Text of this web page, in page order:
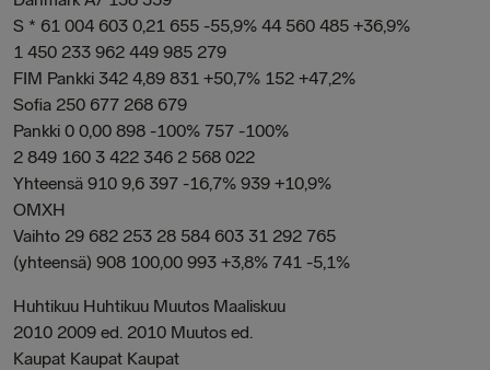
S * 61 004 603 0,21 655 -55,9% 44 560 485 +36,9%
1 450 233 962 449 985 279
FIM Pankki 342 4,89 831 +50,7% 152 +47,2%
Sofia 250 677 268 679
Pankki 0 0,00 898 -100% 757 -100%
2 849 160 3 422 346 2 568 022
Yhteensä 910 9,6 397 -16,7% 939 +10,9%
OMXH
Vaihto 29 682 253 28 584 603 31 292 765
(yhteensä) 908 100,00 993 +3,8% 741 -5,1%
Huhtikuu Huhtikuu Muutos Maaliskuu
2010 2009 ed. 2010 Muutos ed.
Kaupat Kaupat Kaupat